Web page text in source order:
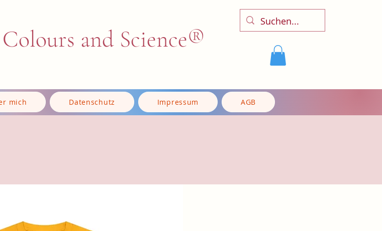
and Science®
mich Datenschutz Impressum AGB